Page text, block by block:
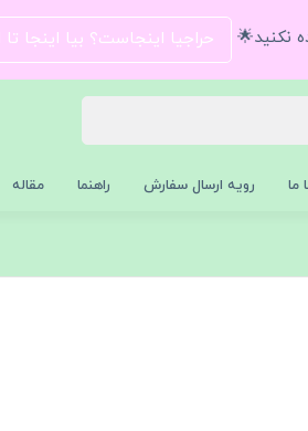
نکنید🌟 حراجیا اینجاست؟ بیا اینجا
ما رویه ارسال سفارش راهنما مقاله